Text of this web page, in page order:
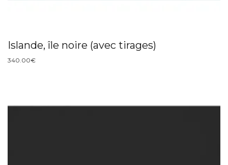
Islande, île noire (avec tirages)
340.00€